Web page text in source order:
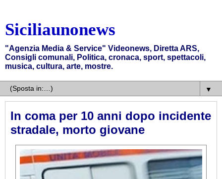
Siciliaunonews
"Agenzia Media & Service" Videonews, Diretta ARS,
Consigli comunali, Politica, cronaca, sport, spettacoli,
musica, cultura, arte, mostre.
▼
In coma per 10 anni dopo incidente
stradale, morto giovane